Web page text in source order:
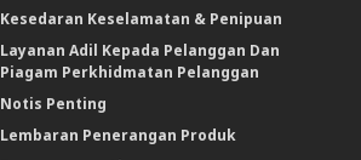
Kesedaran Keselamatan & Penipuan
Layanan Adil Kepada Pelanggan Dan
Piagam Perkhidmatan Pelanggan
Notis Penting
Lembaran Penerangan Produk